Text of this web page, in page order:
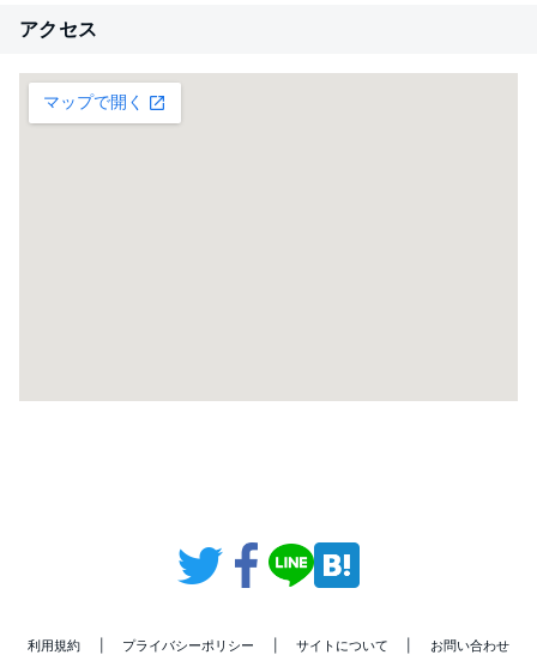
アクセス
利用規約 プライバシーポリシー サイトについて お問い合わせ